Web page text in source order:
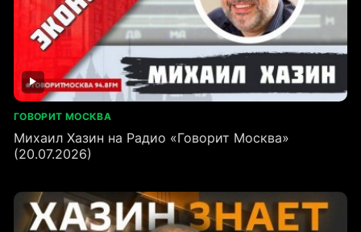
ГОВОРИТ МОСКВА
Михаил Хазин на Радио «Говорит Москва»
(20.07.2026)